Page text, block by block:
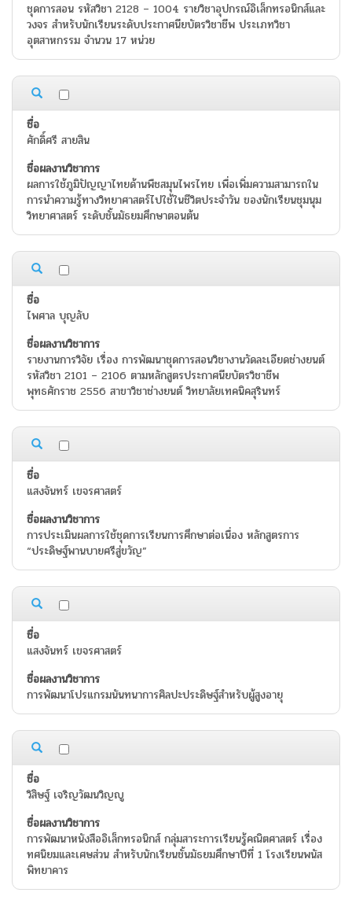
ชุดการสอน รหัสวิชา 2128 – 1004 รายวิชาอุปกรณ์อิเล็กทรอนิกส์และ
วงจร สำหรับนักเรียนระดับประกาศนียบัตรวิชาชีพ ประเภทวิชา
อุตสาหกรรม จำนวน 17 หน่วย
ศักดิ์ศรี สายสิน
ผลการใช้ภูมิปัญญาไทยด้านพืชสมุนไพรไทย เพื่อเพิ่มความสามารถใน
การนำความรู้ทางวิทยาศาสตร์ไปใช้ในชีวิตประจำวัน ของนักเรียนชุมนุม
วิทยาศาสตร์ ระดับชั้นมัธยมศึกษาตอนต้น
ไพศาล บุญลับ
รายงานการวิจัย เรื่อง การพัฒนาชุดการสอนวิชางานวัดละเอียดช่างยนต์
รหัสวิชา 2101 – 2106 ตามหลักสูตรประกาศนียบัตรวิชาชีพ
พุทธศักราช 2556 สาขาวิชาช่างยนต์ วิทยาลัยเทคนิคสุรินทร์
แสงจันทร์ เขจรศาสตร์
การประเมินผลการใช้ชุดการเรียนการศึกษาต่อเนื่อง หลักสูตรการ
“ประดิษฐ์พานบายศรีสู่ขวัญ”
แสงจันทร์ เขจรศาสตร์
การพัฒนาโปรแกรมนันทนาการศิลปะประดิษฐ์สำหรับผู้สูงอายุ
วิสิษฐ์ เจริญวัฒนวิญญู
การพัฒนาหนังสืออิเล็กทรอนิกส์ กลุ่มสาระการเรียนรู้คณิตศาสตร์ เรื่อง
ทศนิยมและเศษส่วน สำหรับนักเรียนชั้นมัธยมศึกษาปีที่ 1 โรงเรียนพนัส
พิทยาคาร